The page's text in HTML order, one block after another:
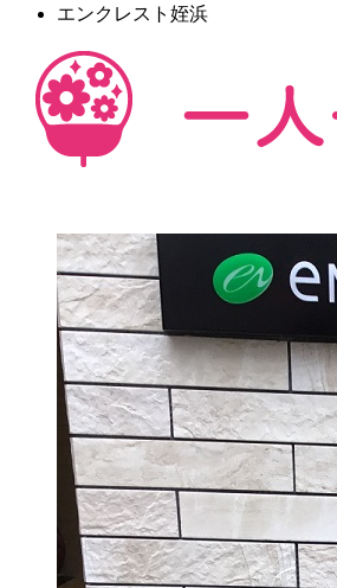
エンクレスト姪浜